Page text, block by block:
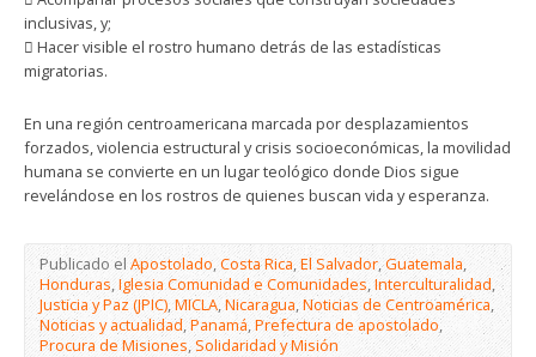
inclusivas, y;
 Hacer visible el rostro humano detrás de las estadísticas
migratorias.
En una región centroamericana marcada por desplazamientos
forzados, violencia estructural y crisis socioeconómicas, la movilidad
humana se convierte en un lugar teológico donde Dios sigue
revelándose en los rostros de quienes buscan vida y esperanza.
Publicado el Apostolado,Costa Rica,El Salvador,Guatemala,
Honduras,Iglesia Comunidad e Comunidades,Interculturalidad,
Justicia y Paz (JPIC),MICLA,Nicaragua,Noticias de Centroamérica,
Noticias y actualidad,Panamá,Prefectura de apostolado,
Procura de Misiones, Solidaridad y Misión